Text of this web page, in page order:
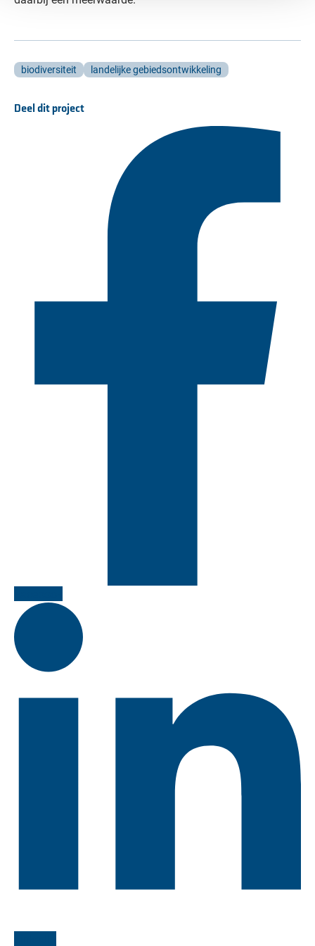
biodiversiteit landelijke gebiedsontwikkeling
Deel dit project